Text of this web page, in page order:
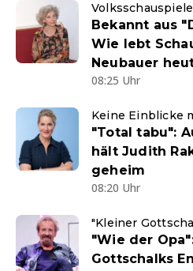
Bekannt aus
Wie lebt
Neubauer
08:25 Uhr
Keine Einblicke
"Total tabu":
hält Judith
geheim
08:20 Uhr
"Kleiner
"Wie der
Gottschalks